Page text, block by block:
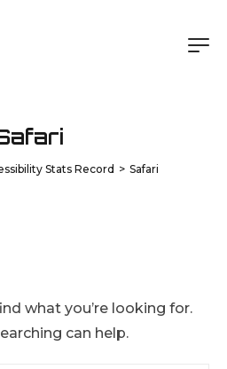
Stats Record > Safari
what you’re looking for.
can help.